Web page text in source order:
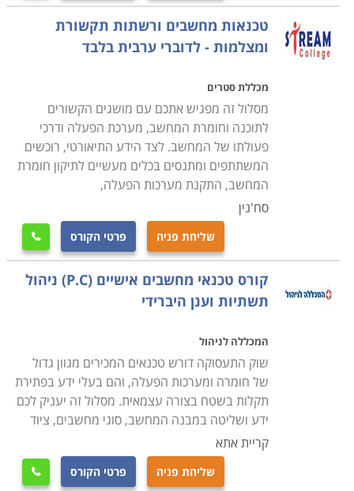
תקשורת, איך מתאימים את הרשת לצרכים השוטפים של
הארגון, איך פותרים בעיות וכן הלאה.
סיום הלימודים מזכה את המשתתפים בתעודת טכנאי שירות
או תחזוקת מחשבים בהתאם למסלול הלימודים ולמכללה
שבה נלמד הקורס. פרק הזמן הדרוש משתנה מקורס לקורס,
והתשלום קשור באופן ישיר למשך זמן הלימודים. קיימים לא
מעט קורסים בתחום שמוכרים ללימודים על חשבון הפיקדון
לחיילים משוחררים או שמוצעים במסגרת קורסים על חשבון
מחפשים עוד מידע
קרא בקטגורית קורס טכנאי מחשבים את פירוט הקורסים,
אליך בהקדם.
טכנאות מחשבים ורשתות תקשורת
ומצלמות - לדוברי ערבית בלבד
מכללת סטרים
מסלול זה מפגיש אתכם עם מושגים הקשורים
לתוכנה וחומרת המחשב, מערכת הפעלה ודרכי
פעולתו של המחשב. לצד הידע התיאורטי, רוכשים
המשתתפים ומתנסים בכלים מעשיים לתיקון חומרת
המחשב, התקנת מערכות הפעלה,
סח'נין
שליחת פניה פרטי הקורס 
קורס טכנאי מחשבים אישיים (P.C) ניהול
תשתיות וענן היברידי
המכללה לניהול
שוק התעסוקה דורש טכנאים המכירים מגוון גדול
של חומרה ומערכות הפעלה, והם בעלי ידע בפתירת
תקלות בשטח בצורה עצמאית. מסלול זה יעניק לכם
ידע ושליטה במבנה המחשב, סוגי מחשבים, ציוד
קריית אתא
שליחת פניה פרטי הקורס 